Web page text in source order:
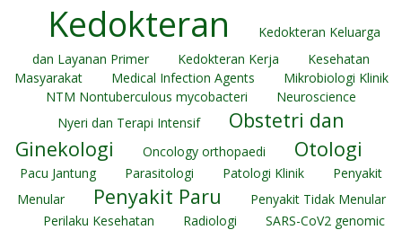
Kedokteran
Kedokteran Keluarga
dan Layanan Primer
Kedokteran Kerja
Kesehatan
Masyarakat
Medical Infection Agents
Mikrobiologi Klinik
NTM Nontuberculous mycobacteri
Neuroscience
Nyeri dan Terapi Intensif
Obstetri dan
Ginekologi
Oncology orthopaedi Otologi
Pacu Jantung Parasitologi Patologi Klinik
Penyakit
Menular
Penyakit Paru
Penyakit Tidak Menular
Perilaku Kesehatan
Radiologi
SARS-CoV2 genomic